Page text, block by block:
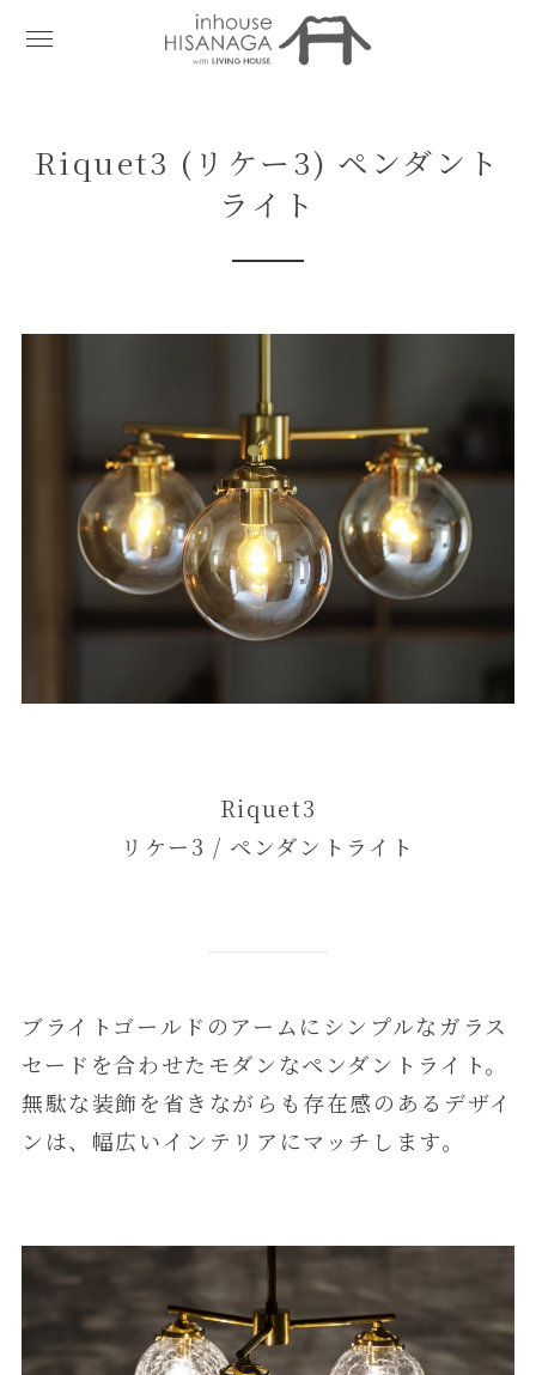
Riquet3 (リケー3) ペンダント
ライト
Riquet3
リケー3 / ペンダントライト
ブライトゴールドのアームにシンプルなガラス
セードを合わせたモダンなペンダントライト。
無駄な装飾を省きながらも存在感のあるデザイ
ンは、幅広いインテリアにマッチします。